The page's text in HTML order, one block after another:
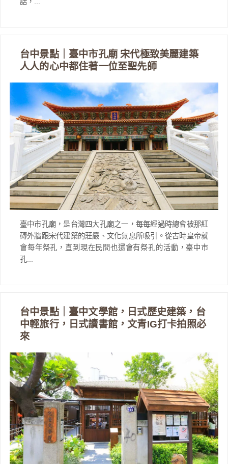
台中景點｜臺中市孔廟 宋代極致美麗建築
人人的心中都住著一位至聖先師
臺中市孔廟，是台灣四大孔廟之一，每每經過時總會被那紅
磚外牆跟宋代建築的莊嚴、文化氣息所吸引。從古時皇帝就
會每年祭孔，直到現在民間也還會有祭孔的活動，臺中市
孔...
台中景點｜臺中文學館，日式歷史建築，台
中輕旅行，日式讀書館，文青IG打卡拍照必
來